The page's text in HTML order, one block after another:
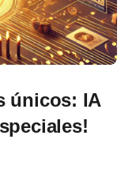
únicos: IA